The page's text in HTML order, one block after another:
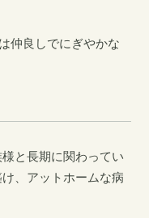
仲良しでにぎやかな
と長期に関わってい
、アットホームな病